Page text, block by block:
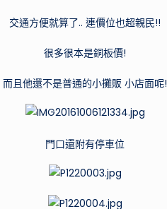
交通方便就算了.. 連價位也超親民!!
很多很本是銅板價!
而且他還不是普通的小攤販 小店面呢!
門口還附有停車位